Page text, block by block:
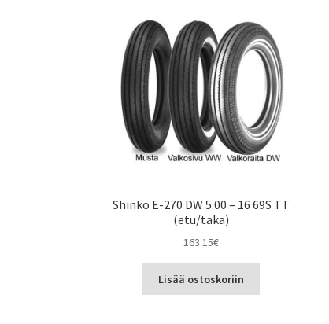
Shinko E-270 DW 5.00 – 16 69S TT
(etu/taka)
163.15€
Lisää ostoskoriin